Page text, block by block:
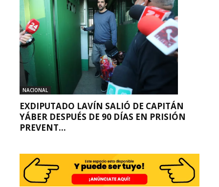
NACIONAL
EXDIPUTADO LAVÍN SALIÓ DE CAPITÁN
YÁBER DESPUÉS DE 90 DÍAS EN PRISIÓN
PREVENT...